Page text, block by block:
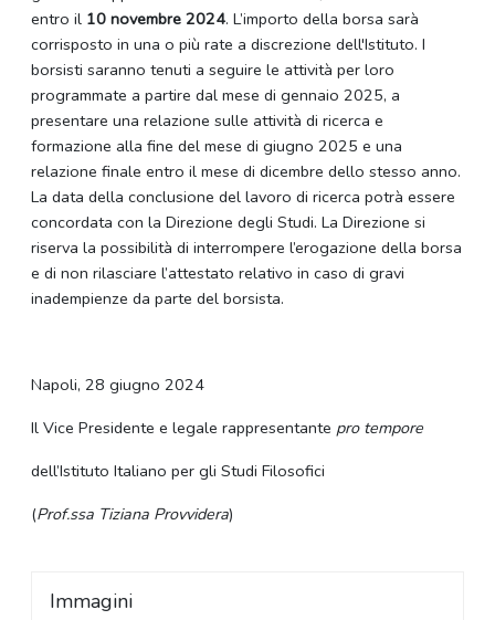
entro il 10 novembre 2024. L’importo della borsa sarà
corrisposto in una o più rate a discrezione dell'Istituto. I
borsisti saranno tenuti a seguire le attività per loro
programmate a partire dal mese di gennaio 2025, a
presentare una relazione sulle attività di ricerca e
formazione alla fine del mese di giugno 2025 e una
relazione finale entro il mese di dicembre dello stesso anno.
La data della conclusione del lavoro di ricerca potrà essere
concordata con la Direzione degli Studi. La Direzione si
riserva la possibilità di interrompere l’erogazione della borsa
e di non rilasciare l’attestato relativo in caso di gravi
inadempienze da parte del borsista.
Napoli, 28 giugno 2024
Il Vice Presidente e legale rappresentante pro tempore
dell’Istituto Italiano per gli Studi Filosofici
(Prof.ssa Tiziana Provvidera)
Immagini